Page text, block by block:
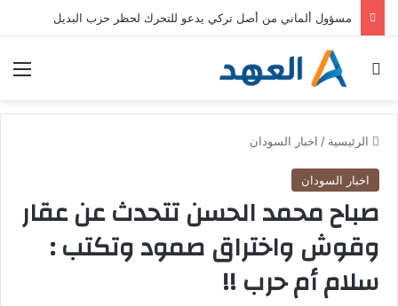
خطط حكومية وأوجه قصور وانتقادات .. كيف تواجه ألمانيا الحرّ؟
بحث عن
الرئيسية / اخبار السودان
اخبار السودان
صباح محمد الحسن تتحدث عن عقار
وقوش واختراق صمود وتكتب :
سلام أم حرب !!